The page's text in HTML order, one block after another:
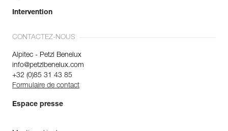
Intervention
CONTACTEZ-NOUS
Alpitec - Petzl Benelux
info@petzlbenelux.com
+32 (0)85 31 43 85
Formulaire de contact
Espace presse